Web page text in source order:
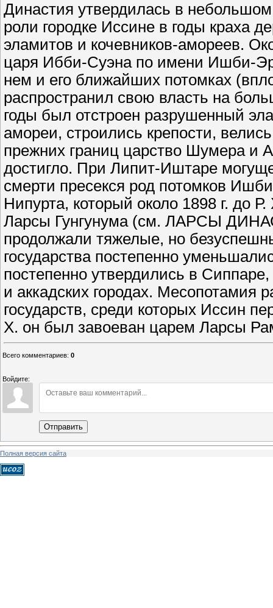
Династия утвердилась в
роли городке Иссине в годы краха
эламитов и кочевников-амореев.
царя Ибби-Суэна по имени Ишби-
нем и его ближайших потомках
распространил свою власть на
годы был отстроен разрушенный
амореи, строились крепости,
прежних границ царство Шумера и
достигло. При Липит-Иштаре
смерти пресекся род потомков
Нипурта, который около 1898 г. до
Ларсы Гунгунума (см. ЛАРСЫ
продолжали тяжелые, но
государства постепенно
постепенно утвердились в
и аккадских городах. Месопотамия
государств, среди которых Иссин
Х. он был завоеван царем Ларсы
Всего комментариев: 0
Войдите:
Отправить
Полная версия сайта